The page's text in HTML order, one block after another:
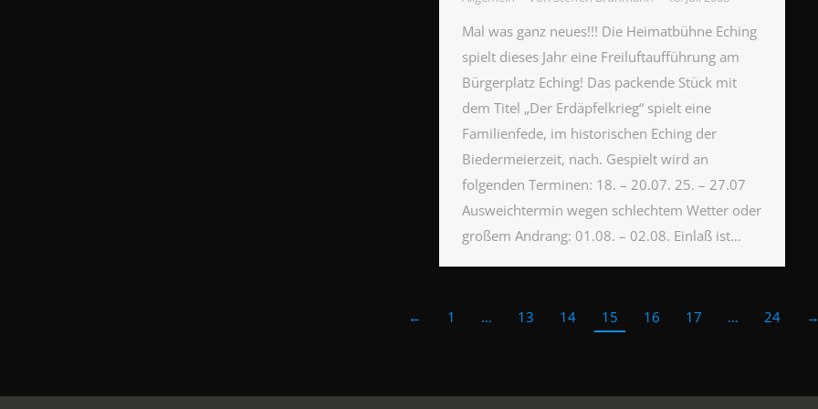
Mal was ganz neues!!! Die Heimatbühne Eching
spielt dieses Jahr eine Freiluftaufführung am
Bürgerplatz Eching! Das packende Stück mit
dem Titel „Der Erdäpfelkrieg“ spielt eine
Familienfede, im historischen Eching der
Biedermeierzeit, nach. Gespielt wird an
folgenden Terminen: 18. – 20.07. 25. – 27.07
Ausweichtermin wegen schlechtem Wetter oder
großem Andrang: 01.08. – 02.08. Einlaß ist…
← 1 … 13 14 15 16 17 … 24